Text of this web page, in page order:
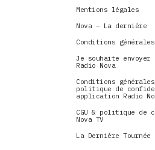
Mentions légales
Nova – La dernière
Conditions
Je souhaite envoyer
Radio Nova
Conditions
politique de
application Radio
CGU & politique
Nova TV
La Dernière Tournée